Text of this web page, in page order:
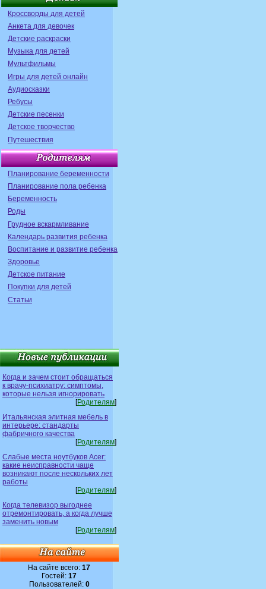
Кроссворды для детей
Анкета для девочек
Детские раскраски
Музыка для детей
Мультфильмы
Игры для детей онлайн
Аудиосказки
Ребусы
Детские песенки
Детское творчество
Путешествия
Планирование беременности
Планирование пола ребенка
Беременность
Роды
Грудное вскармливание
Календарь развития ребенка
Воспитание и развитие ребенка
Здоровье
Детское питание
Покупки для детей
Статьи
Когда и зачем стоит обращаться
к врачу-психиатру: симптомы,
которые нельзя игнорировать
[Родителям]
Итальянская элитная мебель в
интерьере: стандарты
фабричного качества
[Родителям]
Слабые места ноутбуков Acer:
какие неисправности чаще
возникают после нескольких лет
работы
[Родителям]
Когда телевизор выгоднее
отремонтировать, а когда лучше
заменить новым
[Родителям]
На сайте всего:17
Гостей:17
Пользователей: 0